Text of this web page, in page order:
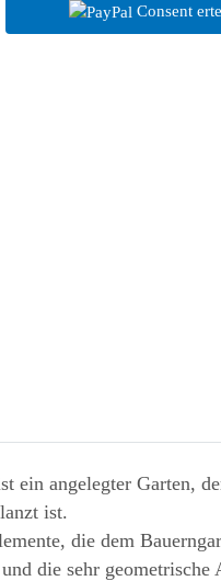
Consent
ein angelegter Garten,
ist.
die dem
die sehr geometrische